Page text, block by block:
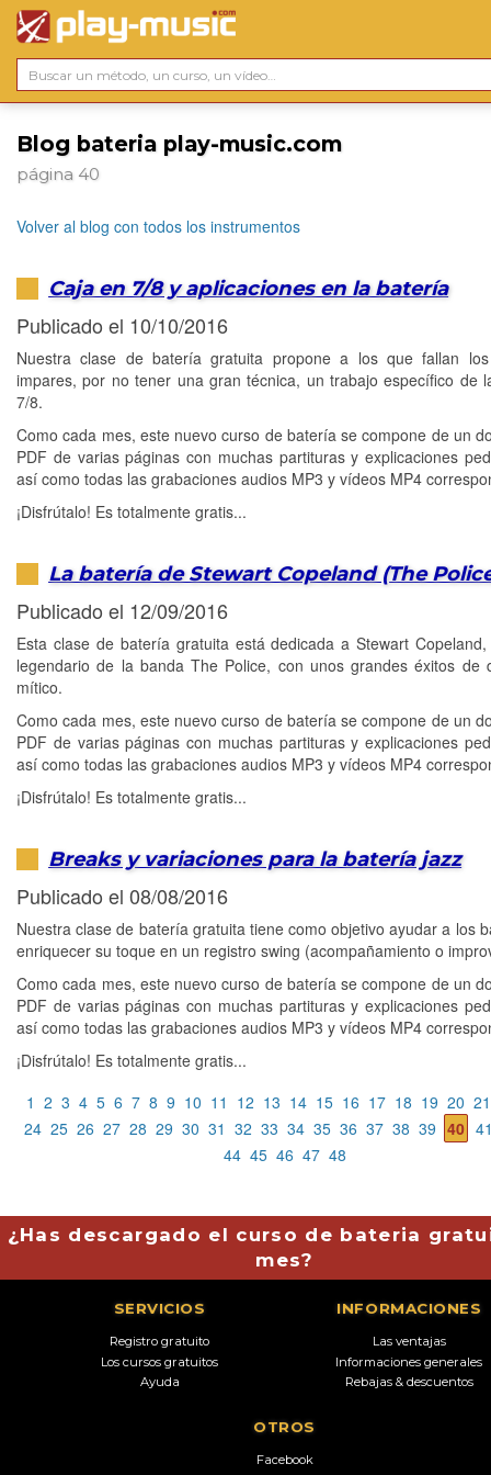
Blog bateria play-music.com
página 40
Volver al blog con todos los instrumentos
Caja en 7/8 y aplicaciones en la batería
Publicado el 10/10/2016
Nuestra clase de batería gratuita propone a los que fallan
impares, por no tener una gran técnica, un trabajo específico de
7/8.
Como cada mes, este nuevo curso de batería se compone de un
PDF de varias páginas con muchas partituras y explicaciones
así como todas las grabaciones audios MP3 y vídeos MP4
¡Disfrútalo! Es totalmente gratis...
La batería de Stewart Copeland (The
Publicado el 12/09/2016
Esta clase de batería gratuita está dedicada a Stewart
legendario de la banda The Police, con unos grandes éxitos de
mítico.
Como cada mes, este nuevo curso de batería se compone de un
PDF de varias páginas con muchas partituras y explicaciones
así como todas las grabaciones audios MP3 y vídeos MP4
¡Disfrútalo! Es totalmente gratis...
Breaks y variaciones para la batería jazz
Publicado el 08/08/2016
Nuestra clase de batería gratuita tiene como objetivo ayudar a los
enriquecer su toque en un registro swing (acompañamiento o
Como cada mes, este nuevo curso de batería se compone de un
PDF de varias páginas con muchas partituras y explicaciones
así como todas las grabaciones audios MP3 y vídeos MP4
¡Disfrútalo! Es totalmente gratis...
1 2 3 4 5 6 7 8 9 10 11 12 13 14 15 16 17 18 19 20 21
24 25 26 27 28 29 30 31 32 33 34 35 36 37 38 39 40
44 45 46 47 48
¿Has descargado el curso de bateria
mes?
SERVICIOS
Registro gratuito
Los cursos gratuitos
Ayuda
INFORMACIONES
Las ventajas
Informaciones generales
Rebajas & descuentos
OTROS
Facebook